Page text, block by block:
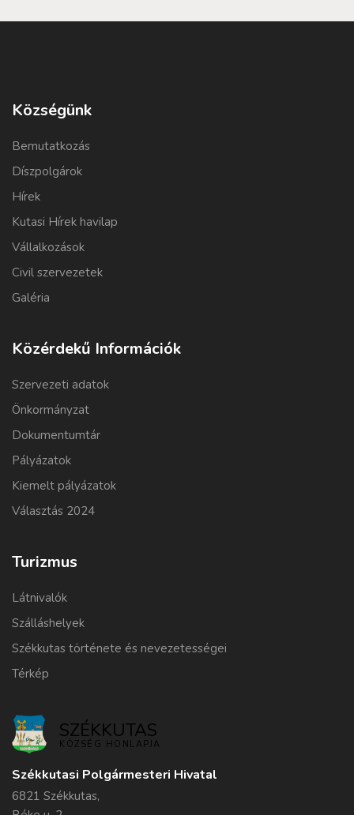
Községünk
Bemutatkozás
Díszpolgárok
Hírek
Kutasi Hírek havilap
Vállalkozások
Civil szervezetek
Galéria
Közérdekű Információk
Szervezeti adatok
Önkormányzat
Dokumentumtár
Pályázatok
Kiemelt pályázatok
Választás 2024
Turizmus
Látnivalók
Szálláshelyek
Székkutas története és nevezetességei
Térkép
SZÉKKUTAS
KÖZSÉG HONLAPJA
Székkutasi Polgármesteri Hivatal
6821 Székkutas,